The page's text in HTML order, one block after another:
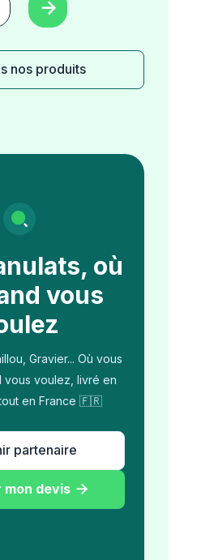

nos produits
où
vous
Gravier... Où vous
vous voulez, livré en
en France 🇫🇷
partenaire
mon devis 